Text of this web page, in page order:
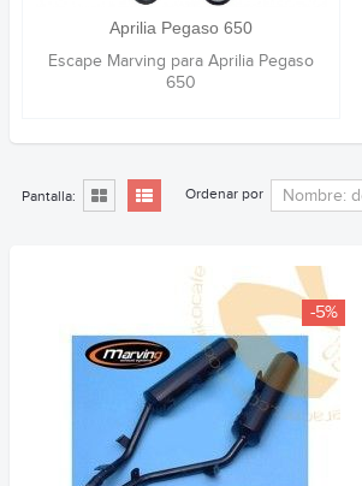
Aprilia Pegaso 650
Escape Marving para Aprilia Pegaso
650
Pantalla: Ordenar por
-5%